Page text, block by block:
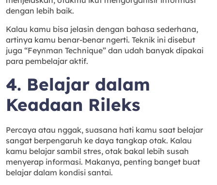
dengan lebih baik.
Kalau kamu bisa jelasin dengan bahasa sederhana,
artinya kamu benar-benar ngerti. Teknik ini disebut
juga “Feynman Technique” dan udah banyak dipakai
para pembelajar aktif.
4. Belajar dalam
Keadaan Rileks
Percaya atau nggak, suasana hati kamu saat belajar
sangat berpengaruh ke daya tangkap otak. Kalau
kamu belajar sambil stres, otak bakal lebih susah
menyerap informasi. Makanya, penting banget buat
belajar dalam kondisi santai.